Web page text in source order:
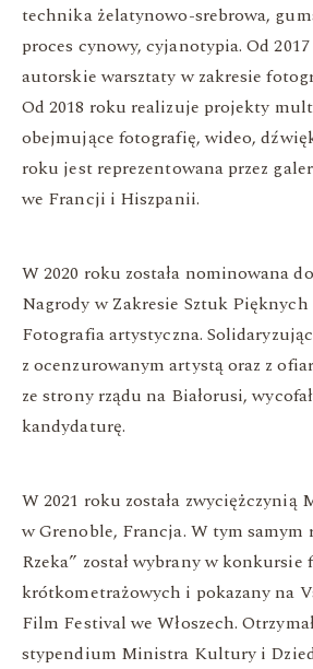
technika żelatynowo-srebrowa,
proces cynowy, cyjanotypia. Od
autorskie warsztaty w zakresie
Od 2018 roku realizuje projekty
obejmujące fotografię, wideo,
roku jest reprezentowana przez
we Francji i Hiszpanii.
W 2020 roku została nominowana
Nagrody w Zakresie Sztuk Pięknych
Fotografia artystyczna.
z ocenzurowanym artystą oraz z
ze strony rządu na Białorusi,
kandydaturę.
W 2021 roku została zwyciężczynią
w Grenoble, Francja. W tym
Rzeka” został wybrany w
krótkometrażowych i pokazany na
Film Festival we Włoszech.
stypendium Ministra Kultury i